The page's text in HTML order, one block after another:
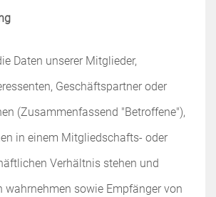
Daten unserer Mitglieder,
Geschäftspartner oder
(Zusammenfassend "Betroffene"),
in einem Mitgliedschafts- oder
Verhältnis stehen und
wahrnehmen sowie Empfänger von